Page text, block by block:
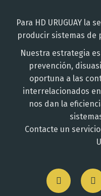
Para HD URUGUAY
producir sistemas de
Nuestra estrategia
prevención,
oportuna a las
interrelacionados
nos dan la
Contacte un